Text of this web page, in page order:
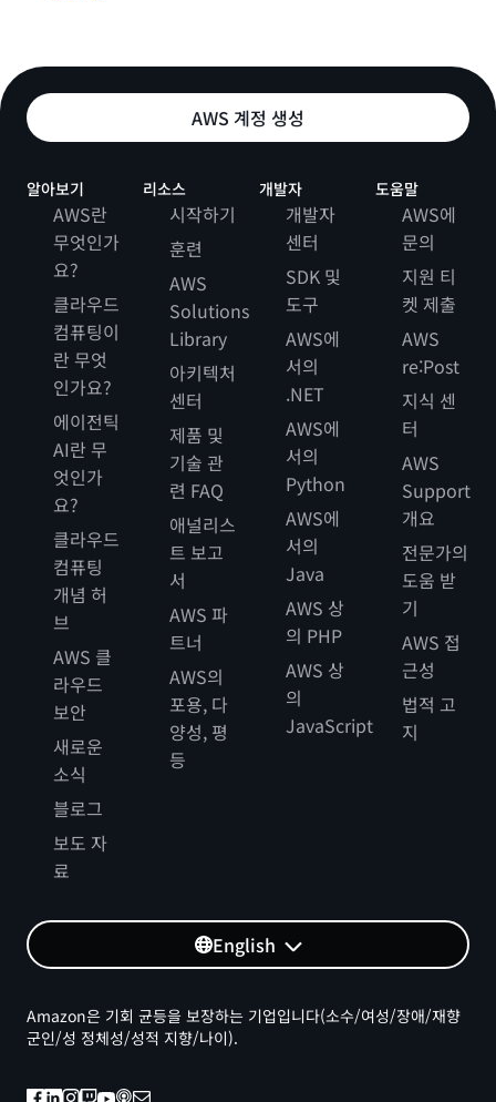
AWS 계정 생성
알아보기
AWS란
무엇인가
요?
클라우드
컴퓨팅이
란 무엇
인가요?
에이전틱
AI란 무
엇인가
요?
클라우드
컴퓨팅
개념 허
브
AWS 클
라우드
보안
새로운
소식
블로그
보도 자
료
리소스
시작하기
훈련
AWS
Solutions
Library
아키텍처
센터
제품 및
기술 관
련 FAQ
애널리스
트 보고
서
AWS 파
트너
AWS의
포용, 다
양성, 평
등
개발자
개발자
센터
SDK 및
도구
AWS에
서의
.NET
AWS에
서의
Python
AWS에
서의
Java
AWS 상
의 PHP
AWS 상
의
JavaScript
도움말
AWS에
문의
지원 티
켓 제출
AWS
re:Post
지식 센
터
AWS
Support
개요
전문가의
도움 받
기
AWS 접
근성
법적 고
지
English
Amazon은 기회 균등을 보장하는 기업입니다(소수/여성/장애/재향
군인/성 정체성/성적 지향/나이).